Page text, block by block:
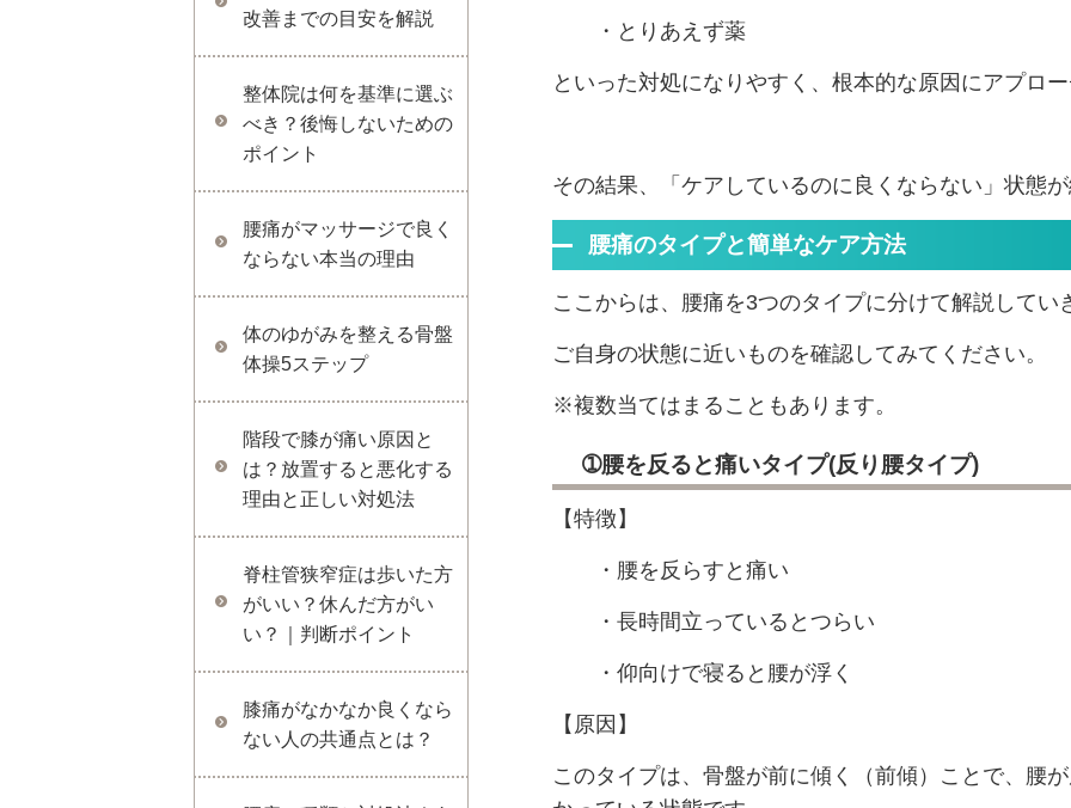
・とりあえず薬
といった対処になりやすく、根本的な原因にアプロ
その結果、「ケアしているのに良くならない」状態が
腰痛のタイプと簡単なケア方法
ここからは、腰痛を3つのタイプに分けて解説してい
ご自身の状態に近いものを確認してみてください。
※複数当てはまることもあります。
➀腰を反ると痛いタイプ(反り腰タイプ)
【特徴】
・腰を反らすと痛い
・長時間立っているとつらい
・仰向けで寝ると腰が浮く
【原因】
このタイプは、骨盤が前に傾く（前傾）ことで、腰
改善までの目安を解説
整体院は何を基準に選ぶ
べき？後悔しないための
ポイント
腰痛がマッサージで良く
ならない本当の理由
体のゆがみを整える骨盤
体操5ステップ
階段で膝が痛い原因と
は？放置すると悪化する
理由と正しい対処法
脊柱管狭窄症は歩いた方
がいい？休んだ方がい
い？｜判断ポイント
膝痛がなかなか良くなら
ない人の共通点とは？